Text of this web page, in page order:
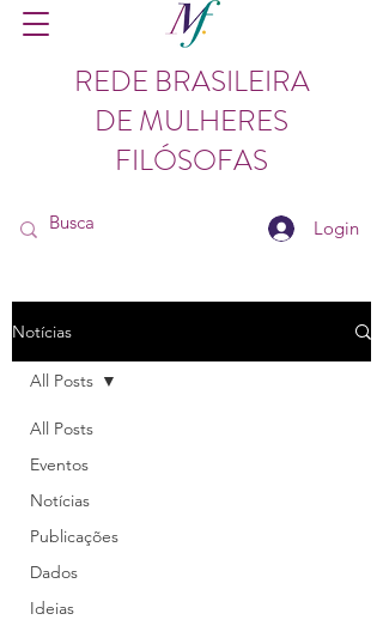
REDE BRASILEIRA
DE MULHERES
FILÓSOFAS
Login
Notícias
All Posts
Eventos
Notícias
Publicações
Dados
Ideias
All Posts